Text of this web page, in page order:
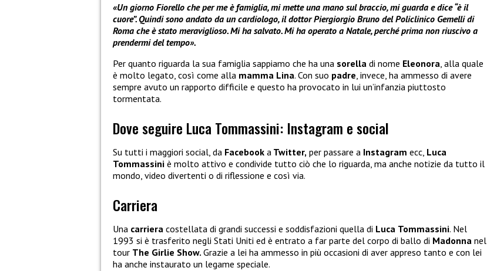
«Un giorno Fiorello che per me è famiglia, mi mette una mano sul braccio, mi guarda e dice “è il
cuore”. Quindi sono andato da un cardiologo, il dottor Piergiorgio Bruno del Policlinico Gemelli di
Roma che è stato meraviglioso. Mi ha salvato. Mi ha operato a Natale, perché prima non riuscivo a
prendermi del tempo».
Per quanto riguarda la sua famiglia sappiamo che ha una sorella di nome Eleonora , alla quale
è molto legato, così come alla mamma Lina. Con suo padre , invece, ha ammesso di avere
sempre avuto un rapporto difficile e questo ha provocato in lui un’infanzia piuttosto
tormentata.
Dove seguire Luca Tommassini: Instagram e social
Su tutti i maggiori social, da Facebook a Twitter, per passare a Instagram ecc, Luca
Tommassini è molto attivo e condivide tutto ciò che lo riguarda, ma anche notizie da tutto il
mondo, video divertenti o di riflessione e così via.
Carriera
Una carriera costellata di grandi successi e soddisfazioni quella di Luca Tommassini. Nel
1993 si è trasferito negli Stati Uniti ed è entrato a far parte del corpo di ballo di Madonna nel
tour The Girlie Show. Grazie a lei ha ammesso in più occasioni di aver appreso tanto e con lei
ha anche instaurato un legame speciale.